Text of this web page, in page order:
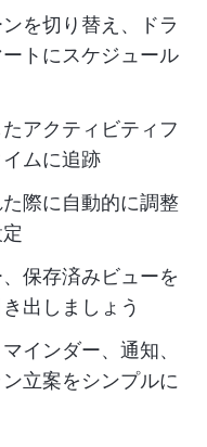
を切り替え、ドラ
トにスケジュール
アクティビティフ
ムに追跡
際に自動的に調整
保存済みビューを
出しましょう
インダー、通知、
立案をシンプルに